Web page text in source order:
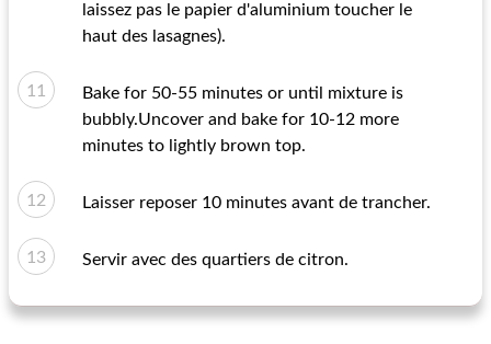
laissez pas le papier d'aluminium toucher le
haut des lasagnes).
Bake for 50-55 minutes or until mixture is
bubbly.Uncover and bake for 10-12 more
minutes to lightly brown top.
Laisser reposer 10 minutes avant de trancher.
Servir avec des quartiers de citron.